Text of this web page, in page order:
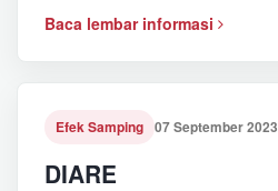
Baca lembar informasi
Efek Samping 07 September 2023
DIARE